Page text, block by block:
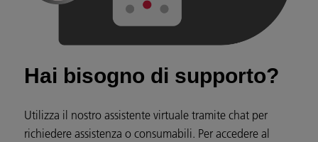
Hai bisogno di supporto?
Utilizza il nostro assistente virtuale tramite chat per
richiedere assistenza o consumabili. Per accedere al